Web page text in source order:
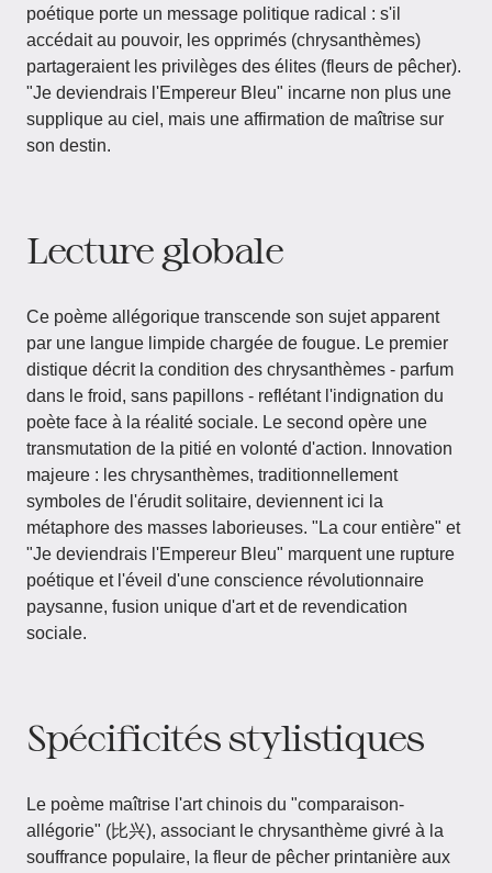
poétique porte un message politique radical : s'il
accédait au pouvoir, les opprimés (chrysanthèmes)
partageraient les privilèges des élites (fleurs de pêcher).
"Je deviendrais l'Empereur Bleu" incarne non plus une
supplique au ciel, mais une affirmation de maîtrise sur
son destin.
Lecture globale
Ce poème allégorique transcende son sujet apparent
par une langue limpide chargée de fougue. Le premier
distique décrit la condition des chrysanthèmes - parfum
dans le froid, sans papillons - reflétant l'indignation du
poète face à la réalité sociale. Le second opère une
transmutation de la pitié en volonté d'action. Innovation
majeure : les chrysanthèmes, traditionnellement
symboles de l'érudit solitaire, deviennent ici la
métaphore des masses laborieuses. "La cour entière" et
"Je deviendrais l'Empereur Bleu" marquent une rupture
poétique et l'éveil d'une conscience révolutionnaire
paysanne, fusion unique d'art et de revendication
sociale.
Spécificités stylistiques
Le poème maîtrise l'art chinois du "comparaison-
allégorie" (比兴), associant le chrysanthème givré à la
souffrance populaire, la fleur de pêcher printanière aux